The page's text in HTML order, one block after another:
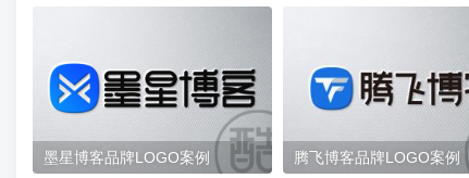
墨星博客品牌LOGO案例 腾飞博客品牌LOGO案例